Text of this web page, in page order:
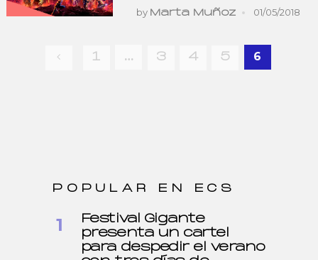
by Marta Muñoz 01/05/2018
Navegación
1 … 3 4 5 6
POPULAR EN ECS
Festival Gigante
presenta un cartel
para despedir el verano